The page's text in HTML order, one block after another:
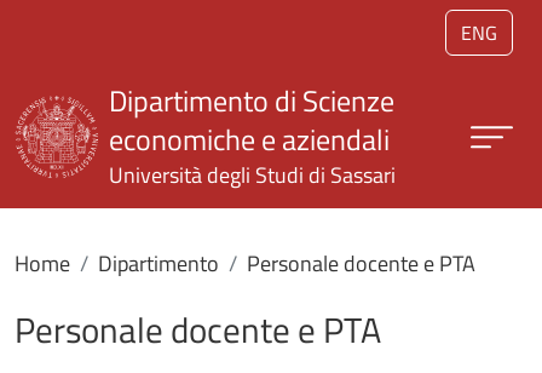
Salta al contenuto principale
ENG
Dipartimento di Scienze
economiche e aziendali
Università degli Studi di Sassari
Home Dipartimento Personale docente e PTA
Personale docente e PTA